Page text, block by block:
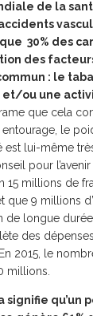
de la
30% des
des
: le
ou une
que cela
le
lui-même
pour l’avenir
15 millions de
que 9 millions
de longue
des
2015, le
millions.
qu’un